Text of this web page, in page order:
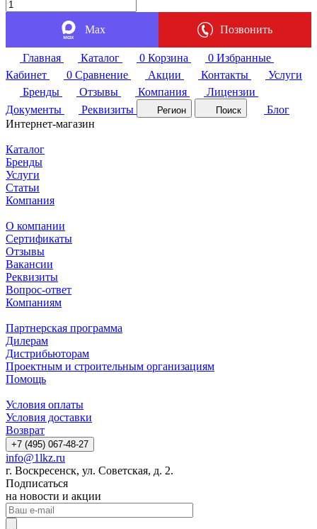
Max Позвонить
Главная Каталог 0 Корзина 0 Избранные
Кабинет
0 Сравнение Акции Контакты
Услуги
Бренды
Отзывы Компания
Лицензии
Документы
Реквизиты Регион Поиск
Блог
Интернет-магазин
Каталог
Бренды
Услуги
Статьи
Компания
О компании
Сертификаты
Отзывы
Вакансии
Реквизиты
Вопрос-ответ
Компаниям
Партнерская программа
Дилерам
Дистрибьюторам
Проектным и строительным организациям
Помощь
Условия оплаты
Условия доставки
Возврат
+7 (495) 067-48-27
info@1lkz.ru
г. Воскресенск, ул. Советская, д. 2.
Подписаться
на новости и акции